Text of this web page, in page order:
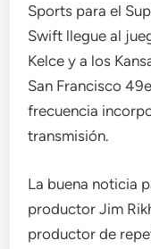
Sports para el
Swift llegue al
Kelce y a los
San Francisco
frecuencia
transmisión.
La buena noticia
productor Jim
productor de